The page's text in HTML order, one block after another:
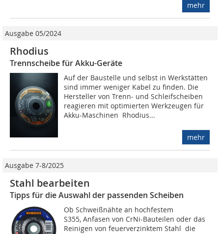
mehr
Ausgabe 05/2024
Rhodius
Trennscheibe für Akku-Geräte
Auf der Baustelle und selbst in Werkstätten
sind immer weniger Kabel zu finden. Die
Hersteller von Trenn- und Schleifscheiben
reagieren mit optimierten Werkzeugen für
Akku-Maschinen  Rhodius...
mehr
Ausgabe 7-8/2025
Stahl bearbeiten
Tipps für die Auswahl der passenden Scheiben
Ob Schweißnähte an hochfestem
S355, Anfasen von CrNi-Bauteilen oder das
Reinigen von feuerverzinktem Stahl  die